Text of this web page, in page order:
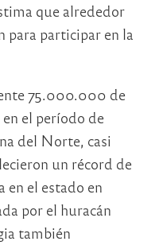
que alrededor
para participar en la
75.000.000 de
el período de
del Norte, casi
un récord de
en el estado en
por el huracán
también